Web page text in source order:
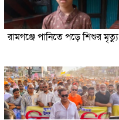
রামগঞ্জে পানিতে পড়ে শিশুর মৃত্যু